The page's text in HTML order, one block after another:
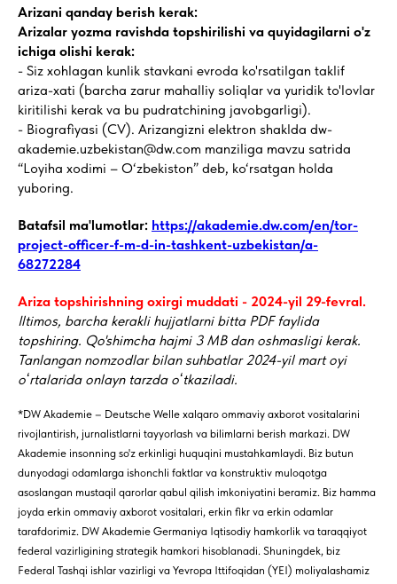
Arizani qanday berish kerak:
Arizalar yozma ravishda topshirilishi va quyidagilarni o'z
ichiga olishi kerak:
- Siz xohlagan kunlik stavkani evroda ko'rsatilgan taklif
ariza-xati (barcha zarur mahalliy soliqlar va yuridik to'lovlar
kiritilishi kerak va bu pudratchining javobgarligi).
- Biografiyasi (CV). Arizangizni elektron shaklda dw-
akademie.uzbekistan@dw.com manziliga mavzu satrida
“Loyiha xodimi – O‘zbekiston” deb, ko‘rsatgan holda
yuboring.
Batafsil ma'lumotlar: https://akademie.dw.com/en/tor-
project-officer-f-m-d-in-tashkent-uzbekistan/a-
68272284
Ariza topshirishning oxirgi muddati - 2024-yil 29-fevral.
Iltimos, barcha kerakli hujjatlarni bitta PDF faylida
topshiring. Qo'shimcha hajmi 3 MB dan oshmasligi kerak.
Tanlangan nomzodlar bilan suhbatlar 2024-yil mart oyi
oʻrtalarida onlayn tarzda oʻtkaziladi.
*DW Akademie – Deutsche Welle xalqaro ommaviy axborot vositalarini
rivojlantirish, jurnalistlarni tayyorlash va bilimlarni berish markazi. DW
Akademie insonning so'z erkinligi huquqini mustahkamlaydi. Biz butun
dunyodagi odamlarga ishonchli faktlar va konstruktiv muloqotga
asoslangan mustaqil qarorlar qabul qilish imkoniyatini beramiz. Biz hamma
joyda erkin ommaviy axborot vositalari, erkin fikr va erkin odamlar
tarafdorimiz. DW Akademie Germaniya Iqtisodiy hamkorlik va taraqqiyot
federal vazirligining strategik hamkori hisoblanadi. Shuningdek, biz
Federal Tashqi ishlar vazirligi va Yevropa Ittifoqidan (YEI) moliyalashamiz